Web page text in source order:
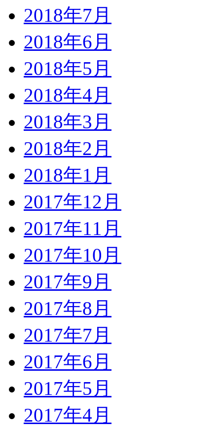
2018年7月
2018年6月
2018年5月
2018年4月
2018年3月
2018年2月
2018年1月
2017年12月
2017年11月
2017年10月
2017年9月
2017年8月
2017年7月
2017年6月
2017年5月
2017年4月